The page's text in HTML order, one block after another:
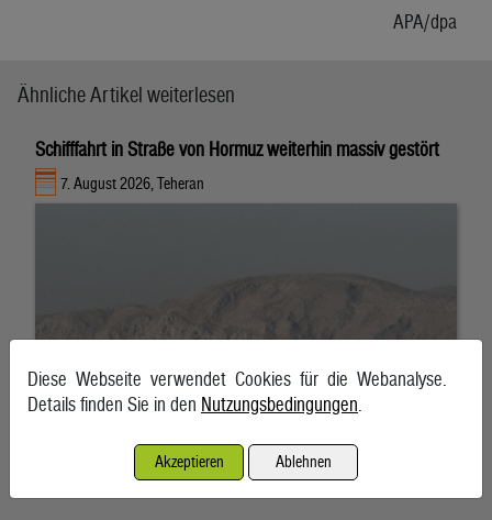
APA/dpa
Ähnliche Artikel weiterlesen
Schifffahrt in Straße von Hormuz weiterhin massiv gestört
7. August 2026, Teheran
Diese Webseite verwendet Cookies für die Webanalyse.
Details finden Sie in den Nutzungsbedingungen.
Akzeptieren Ablehnen